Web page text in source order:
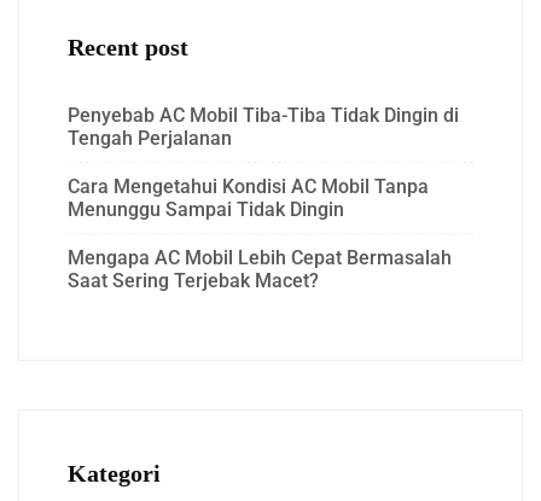
Recent post
Penyebab AC Mobil Tiba-Tiba Tidak Dingin di
Tengah Perjalanan
Cara Mengetahui Kondisi AC Mobil Tanpa
Menunggu Sampai Tidak Dingin
Mengapa AC Mobil Lebih Cepat Bermasalah
Saat Sering Terjebak Macet?
Kategori